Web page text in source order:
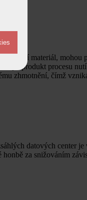
materiál, mohou
produkt procesu
zhmotnění, čímž
datových center
za snižováním